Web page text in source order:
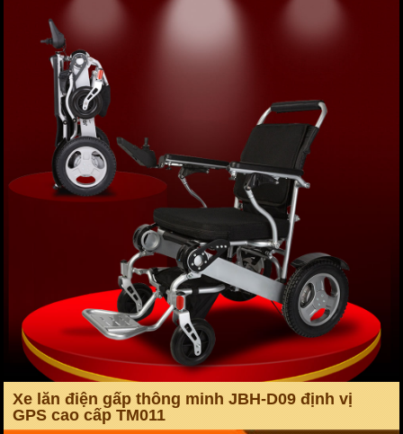
Xe lăn điện gấp thông minh JBH-D09 định vị
GPS cao cấp TM011